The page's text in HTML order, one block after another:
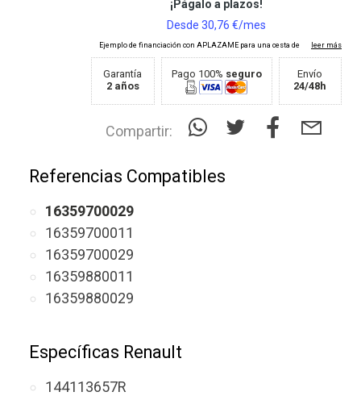
Garantía
2 años
Pago 100% seguro
Envío
24/48h
Compartir:
Referencias Compatibles
16359700029
16359700011
16359700029
16359880011
16359880029
Específicas Renault
144113657R